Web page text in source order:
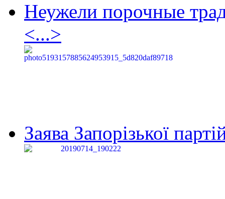
Неужели порочные
<...>
Заява Запорізької